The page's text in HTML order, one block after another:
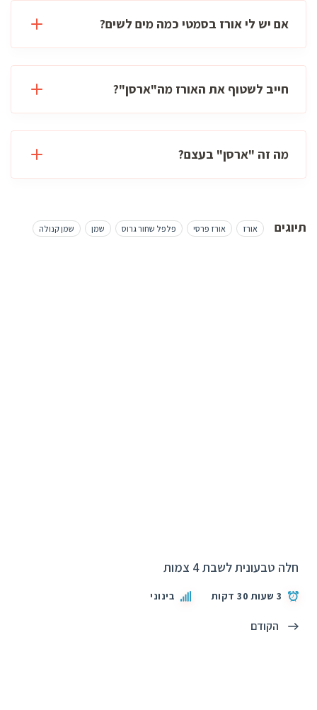
אם יש לי אורז בסמטי כמה מים לשים?
חייב לשטוף את האורז מה"ארסן"?
מה זה "ארסן" בעצם?
תיוגים אורז אורז פרסי פלפל שחור גרוס שמן שמן קנולה
חלה טבעונית לשבת 4 צמות
3 שעות 30 דקות בינוני